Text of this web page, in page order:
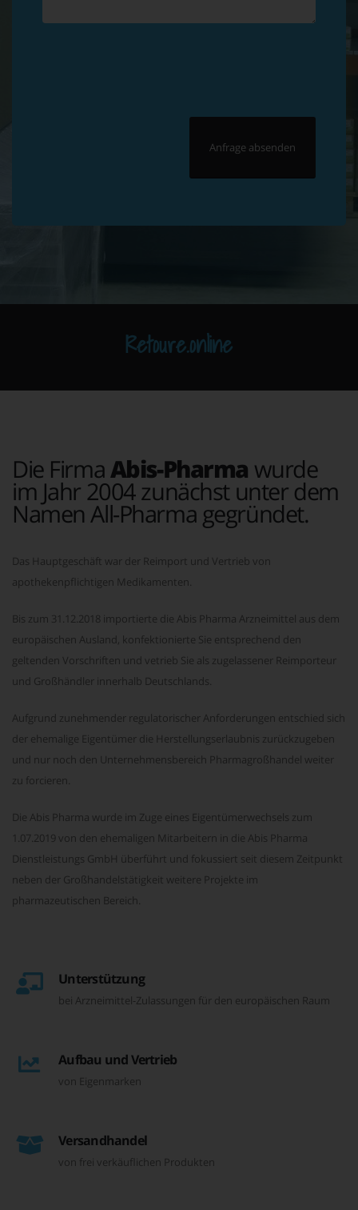
Retoure.online
Die Firma Abis-Pharma wurde
im Jahr 2004 zunächst unter dem
Namen All-Pharma gegründet.
Das Hauptgeschäft war der Reimport und Vertrieb von
apothekenpflichtigen Medikamenten.
Bis zum 31.12.2018 importierte die Abis Pharma Arzneimittel aus dem
europäischen Ausland, konfektionierte Sie entsprechend den
geltenden Vorschriften und vetrieb Sie als zugelassener Reimporteur
und Großhändler innerhalb Deutschlands.
Aufgrund zunehmender regulatorischer Anforderungen entschied sich
der ehemalige Eigentümer die Herstellungserlaubnis zurückzugeben
und nur noch den Unternehmensbereich Pharmagroßhandel weiter
zu forcieren.
Die Abis Pharma wurde im Zuge eines Eigentümerwechsels zum
1.07.2019 von den ehemaligen Mitarbeitern in die Abis Pharma
Dienstleistungs GmbH überführt und fokussiert seit diesem Zeitpunkt
neben der Großhandelstätigkeit weitere Projekte im
pharmazeutischen Bereich.
Unterstützung
bei Arzneimittel-Zulassungen für den europäischen Raum
Aufbau und Vertrieb
von Eigenmarken
Versandhandel
von frei verkäuflichen Produkten